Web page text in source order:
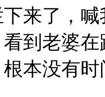
来了，
到老婆
本没有